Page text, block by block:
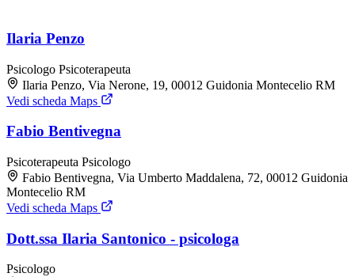
Ilaria Penzo
Psicologo Psicoterapeuta
Ilaria Penzo, Via Nerone, 19, 00012 Guidonia Montecelio RM
Vedi scheda Maps
Fabio Bentivegna
Psicoterapeuta Psicologo
Fabio Bentivegna, Via Umberto Maddalena, 72, 00012 Guidonia
Montecelio RM
Vedi scheda Maps
Dott.ssa Ilaria Santonico - psicologa
Psicologo